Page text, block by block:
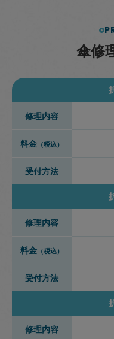
傘修
修理内容
料金 （税込）
受付方法
修理内容
料金 （税込）
受付方法
修理内容